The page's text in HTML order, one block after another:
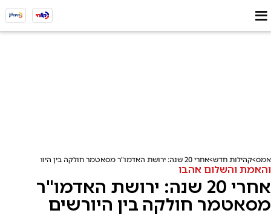
אמס קהילות חדש אחרי 20 שנה: ירושת האדמו"ר מסאטמר חולקה בין היורשים
והאמת והשלום אהבו
אחרי 20 שנה: ירושת האדמו"ר
מסאטמר חולקה בין היורשים